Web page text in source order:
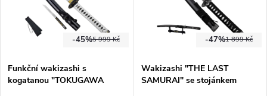
5 999 Kč
-45%
Funkční wakizashi s
kogatanou "TOKUGAWA
1 899 Kč
-47%
Wakizashi "THE LAST
SAMURAI" se stojánkem